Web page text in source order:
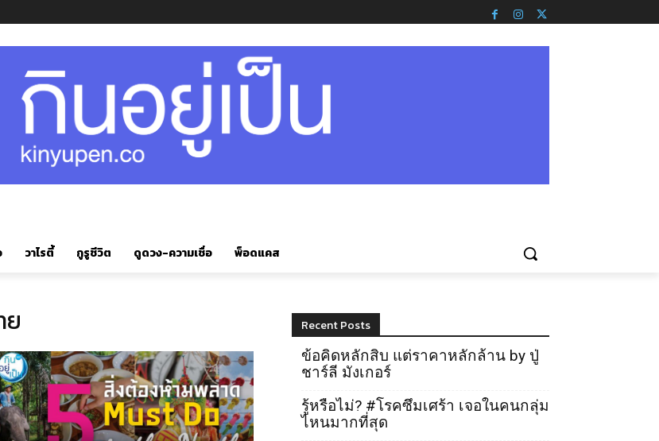
วาไรตี้ กูรูชีวิต ดูดวง-ความเชื่อ พ็อดแคส
ย Recent Posts
ข้อคิดหลักสิบ แต่ราคาหลักล้าน by ปู่
ชาร์ลี มังเกอร์
รู้หรือไม่? #โรคซึมเศร้า เจอในคนกลุ่ม
ไหนมากที่สุด